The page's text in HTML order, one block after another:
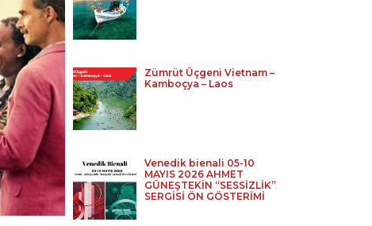
Zümrüt Üçgeni Vietnam –
Kamboçya – Laos
Venedik bienali 05-10
MAYIS 2026 AHMET
GÜNEŞTEKİN “SESSİZLİK”
SERGİSİ ÖN GÖSTERİMİ